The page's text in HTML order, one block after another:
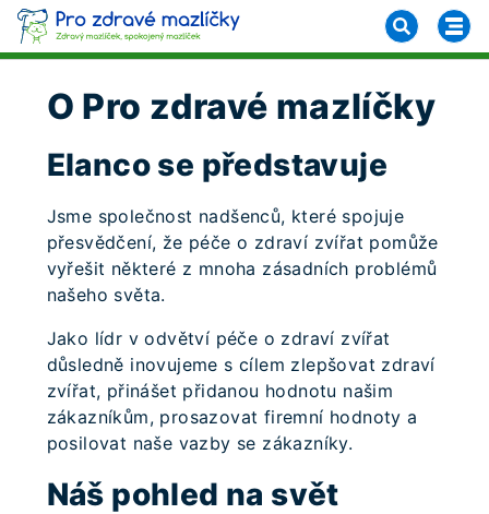
O Pro zdravé mazlíčky
Elanco se představuje
Jsme společnost nadšenců, které spojuje
přesvědčení, že péče o zdraví zvířat pomůže
vyřešit některé z mnoha zásadních problémů
našeho světa.
Jako lídr v odvětví péče o zdraví zvířat
důsledně inovujeme s cílem zlepšovat zdraví
zvířat, přinášet přidanou hodnotu našim
zákazníkům, prosazovat firemní hodnoty a
posilovat naše vazby se zákazníky.
Náš pohled na svět